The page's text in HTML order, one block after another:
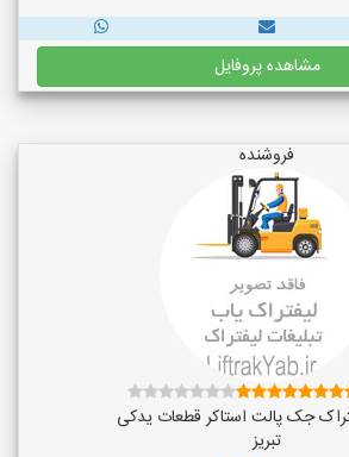
مشاهده پروفایل
فروشنده
جک پالت استاکر قطعات یدکی
تبریز